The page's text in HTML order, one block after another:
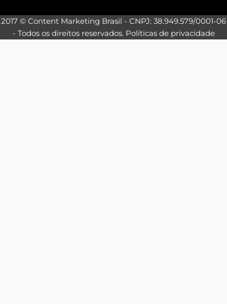
2017 © Content Marketing Brasil - CNPJ: 38.949.579/0001-06
- Todos os direitos reservados. Políticas de privacidade